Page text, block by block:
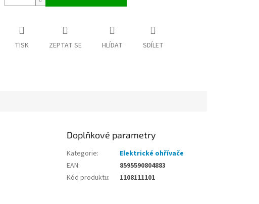
TISK ZEPTAT SE HLÍDAT SDÍLET
Doplňkové parametry
Kategorie:
Elektrické ohřívače
EAN:
8595590804883
Kód produktu: 1108111101